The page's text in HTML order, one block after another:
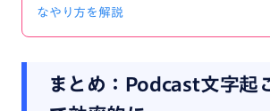
なやり方を解説
まとめ：Podcast文字起